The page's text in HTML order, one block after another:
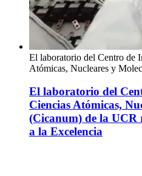
El laboratorio del Centro de
Atómicas, Nucleares y
El laboratorio del
Ciencias Atómicas,
(Cicanum) de la UCR
a la Excelencia